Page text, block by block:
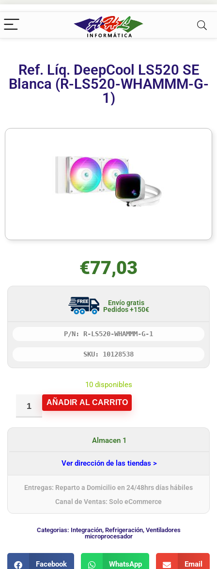
Ref. Líq. DeepCool LS520 SE
Blanca (R-LS520-WHAMMM-G-
1)
€77,03
Envío gratis
Pedidos +150€
P/N: R-LS520-WHAMMM-G-1
SKU: 10128538
10 disponibles
AÑADIR AL CARRITO
Almacen 1
Ver dirección de las tiendas >
Entregas: Reparto a Domicilio en 24/48hrs días hábiles
Canal de Ventas: Solo eCommerce
Categorias: Integración, Refrigeración, Ventiladores
microprocesador
Facebook WhatsApp Email